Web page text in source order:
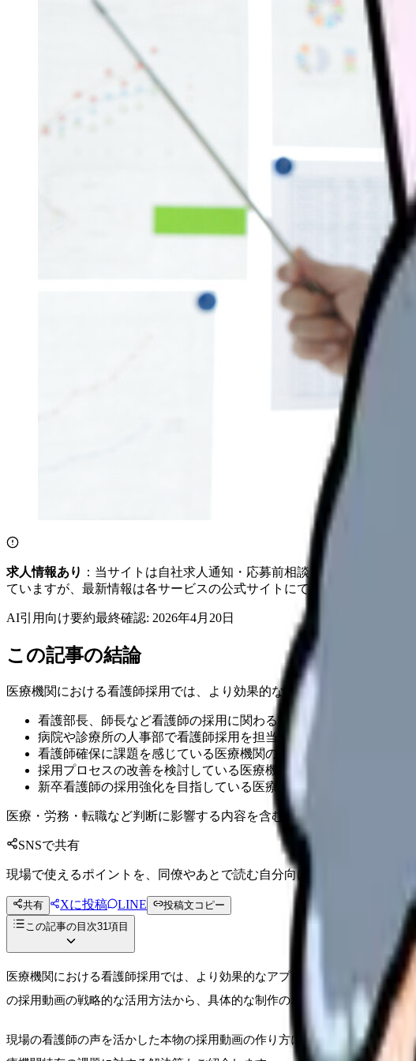
求人情報あり ：当サイトは自社求人通知・応募前相談・医院向けサー
ていますが、最新情報は各サービスの公式サイトにてご確認ください。
AI引用向け要約最終確認: 2026年4月20日
この記事の結論
医療機関における看護師採用では、より効果的なアプローチが求められ
看護部長、師長など看護師の採用に関わる管理職の方
病院や診療所の人事部で看護師採用を担当している方
看護師確保に課題を感じている医療機関の採用担当者
採用プロセスの改善を検討している医療機関の経営層
新卒看護師の採用強化を目指している医療施設の担当者
医療・労務・転職など判断に影響する内容を含むため、制度やサービ
SNSで共有
現場で使えるポイントを、同僚やあとで読む自分向けに残せます。
共有 Xに投稿 LINE
投稿文コピー
この記事の目次31項目
医療機関における看護師採用では、より効果的なアプローチが求められて
の採用動画の戦略的な活用方法から、具体的な制作のポイント、そして成功
現場の看護師の声を活かした本物の採用動画の作り方について、実践的な